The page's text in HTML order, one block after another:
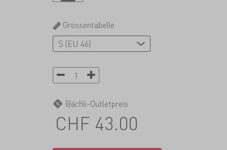
Grössentabelle
Bächli-Outletpreis
CHF 43.00